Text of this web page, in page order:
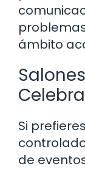
ámbito
Si
de